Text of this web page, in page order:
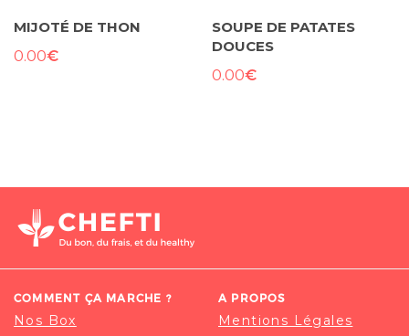
MIJOTÉ DE THON
0.00€
SOUPE DE PATATES
DOUCES
0.00€
COMMENT ÇA MARCHE ?
Nos Box
A PROPOS
Mentions Légales